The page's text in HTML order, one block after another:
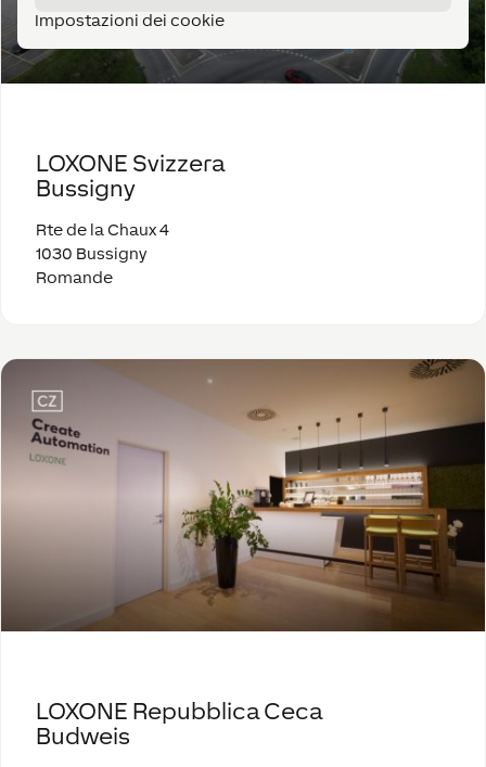
Impostazioni dei cookie
LOXONE Svizzera
Bussigny
Rte de la Chaux 4
1030 Bussigny
Romande
LOXONE Repubblica Ceca
Budweis